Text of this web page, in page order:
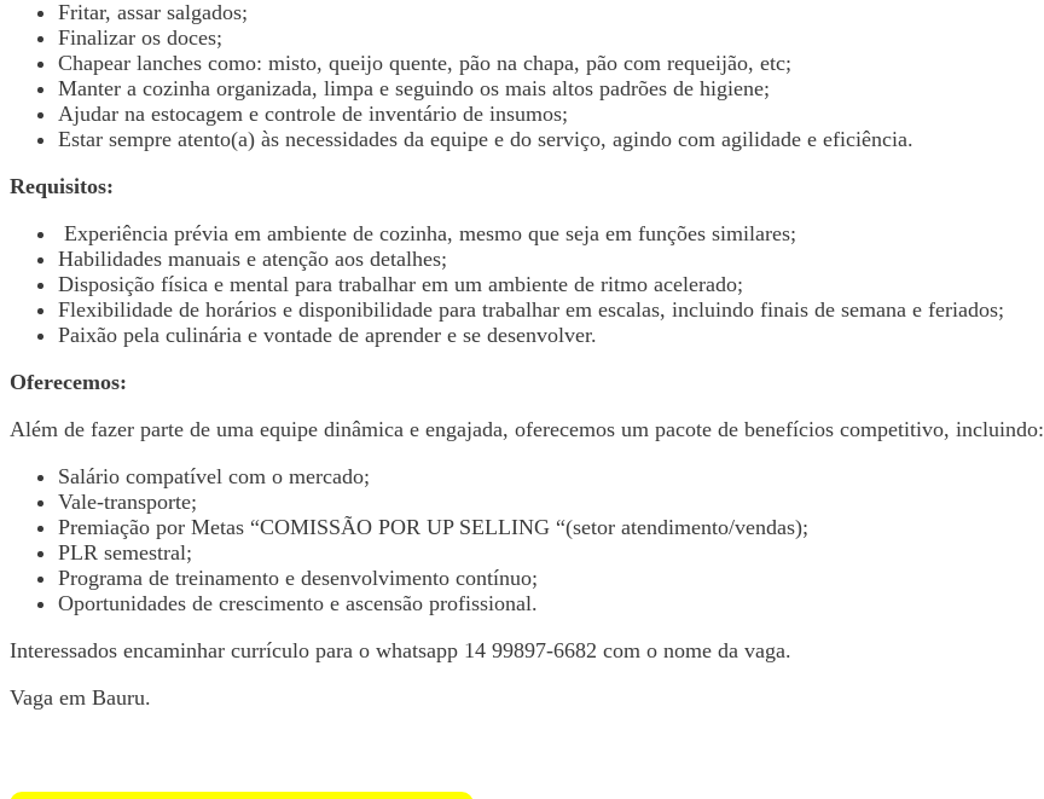
Fritar, assar salgados;
Finalizar os doces;
Chapear lanches como: misto, queijo quente, pão na chapa, pão com requeijão, etc;
Manter a cozinha organizada, limpa e seguindo os mais altos padrões de higiene;
Ajudar na estocagem e controle de inventário de insumos;
Estar sempre atento(a) às necessidades da equipe e do serviço, agindo com agilidade e eficiência.
Requisitos:
Experiência prévia em ambiente de cozinha, mesmo que seja em funções similares;
Habilidades manuais e atenção aos detalhes;
Disposição física e mental para trabalhar em um ambiente de ritmo acelerado;
Flexibilidade de horários e disponibilidade para trabalhar em escalas, incluindo finais de semana e feriados;
Paixão pela culinária e vontade de aprender e se desenvolver.
Oferecemos:
Além de fazer parte de uma equipe dinâmica e engajada, oferecemos um pacote de benefícios competitivo, incluindo:
Salário compatível com o mercado;
Vale-transporte;
Premiação por Metas “COMISSÃO POR UP SELLING “(setor atendimento/vendas);
PLR semestral;
Programa de treinamento e desenvolvimento contínuo;
Oportunidades de crescimento e ascensão profissional.
Interessados encaminhar currículo para o whatsapp 14 99897-6682 com o nome da vaga.
Vaga em Bauru.